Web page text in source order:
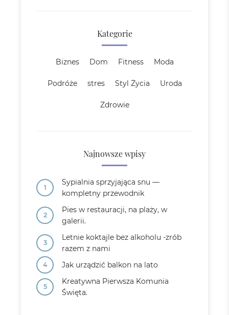
Kategorie
Biznes Dom Fitness Moda
Podróże stres Styl Życia Uroda
Zdrowie
Najnowsze wpisy
Sypialnia sprzyjająca snu —
kompletny przewodnik
Pies w restauracji, na plaży, w
galerii.
Letnie koktajle bez alkoholu -zrób
razem z nami
Jak urządzić balkon na lato
Kreatywna Pierwsza Komunia
Święta.